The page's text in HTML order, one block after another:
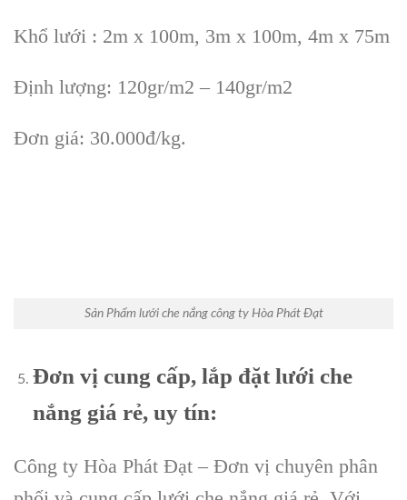
Khổ lưới : 2m x 100m, 3m x 100m, 4m x 75m
Định lượng: 120gr/m2 – 140gr/m2
Đơn giá: 30.000đ/kg.
Sản Phẩm lưới che nắng công ty Hòa Phát Đạt
Đơn vị cung cấp, lắp đặt lưới che
nắng giá rẻ, uy tín:
Công ty Hòa Phát Đạt – Đơn vị chuyên phân